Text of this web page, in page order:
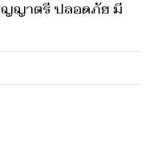
ญาตรี ปลอดภัย มี